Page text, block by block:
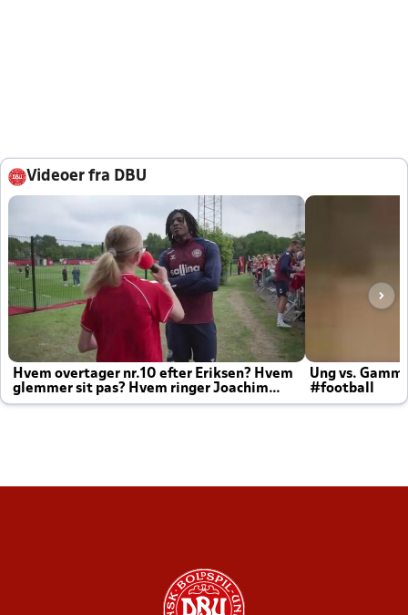
Videoer fra DBU
Hvem overtager nr.10 efter Eriksen? Hvem
glemmer sit pas? Hvem ringer Joachim
altid til efter kampe?
Ung vs.
#football